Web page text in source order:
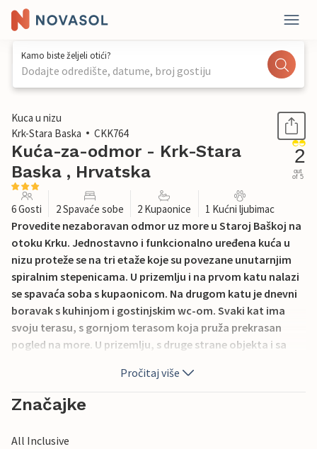
Kamo biste željeli otići?
Dodajte odredište, datume, broj gostiju
1 / 36
Kuca u nizu
Krk-Stara Baska
CKK764
Kuća-za-odmor - Krk-Stara
Baska , Hrvatska
2
out
of 5
6 Gosti 2 Spavaće sobe 2 Kupaonice 1 Kućni ljubimac
Provedite nezaboravan odmor uz more u Staroj Baškoj na
otoku Krku. Jednostavno i funkcionalno uređena kuća u
nizu proteže se na tri etaže koje su povezane unutarnjim
spiralnim stepenicama. U prizemlju i na prvom katu nalazi
se spavaća soba s kupaonicom. Na drugom katu je dnevni
boravak s kuhinjom i gostinjskim wc-om. Svaki kat ima
svoju terasu, s gornjom terasom koja pruža prekrasan
pogled na more. U prizemlju, s druge strane objekta i sa
U Baškoj se nalaze brojne trgovine i restorani. Drugo
parkirno mjesto se naplaćuje.
Pročitaj više
Značajke
All Inclusive